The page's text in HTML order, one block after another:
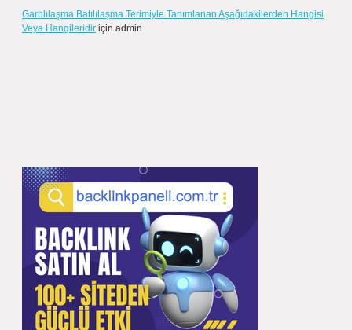
Garblılaşma Batılılaşma Terimiyle Tanımlanan Aşağıdakilerden Hangisi
Veya Hangileridir için admin